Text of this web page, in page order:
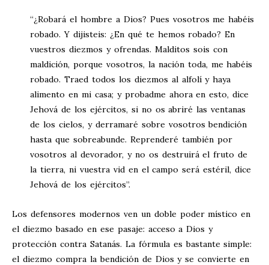
“¿Robará el hombre a Dios? Pues vosotros me habéis
robado. Y dijisteis: ¿En qué te hemos robado? En
vuestros diezmos y ofrendas. Malditos sois con
maldición, porque vosotros, la nación toda, me habéis
robado. Traed todos los diezmos al alfolí y haya
alimento en mi casa; y probadme ahora en esto, dice
Jehová de los ejércitos, si no os abriré las ventanas
de los cielos, y derramaré sobre vosotros bendición
hasta que sobreabunde. Reprenderé también por
vosotros al devorador, y no os destruirá el fruto de
la tierra, ni vuestra vid en el campo será estéril, dice
Jehová de los ejércitos”.
Los defensores modernos ven un doble poder místico en
el diezmo basado en ese pasaje: acceso a Dios y
protección contra Satanás. La fórmula es bastante simple:
el diezmo compra la bendición de Dios y se convierte en